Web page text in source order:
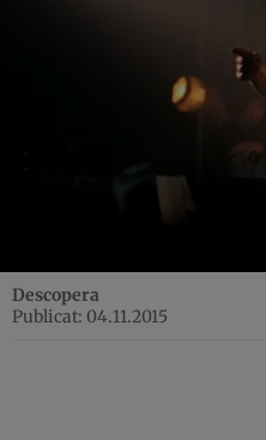
Descopera
Publicat: 04.11.2015